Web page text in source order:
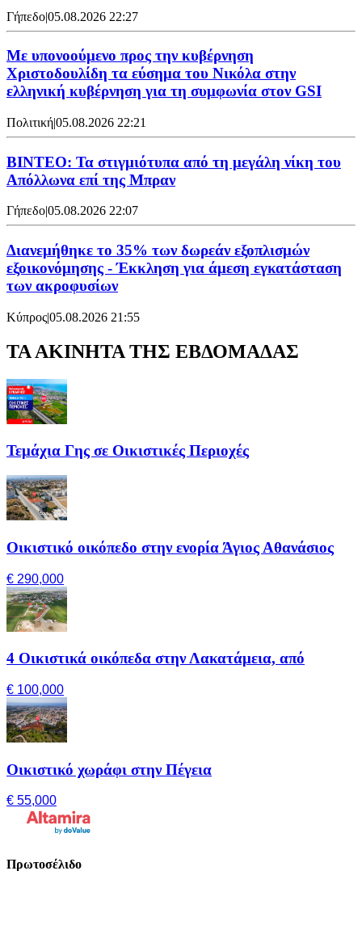
Γήπεδο|05.08.2026 22:27
Με υπονοούμενο προς την κυβέρνηση
Χριστοδουλίδη τα εύσημα του Νικόλα στην
ελληνική κυβέρνηση για τη συμφωνία στον GSI
Πολιτική|05.08.2026 22:21
ΒΙΝΤΕΟ: Τα στιγμιότυπα από τη μεγάλη νίκη του
Απόλλωνα επί της Μπραν
Γήπεδο|05.08.2026 22:07
Διανεμήθηκε το 35% των δωρεάν εξοπλισμών
εξοικονόμησης - Έκκληση για άμεση εγκατάσταση
των ακροφυσίων
Κύπρος|05.08.2026 21:55
ΤΑ ΑΚΙΝΗΤΑ ΤΗΣ ΕΒΔΟΜΑΔΑΣ
Τεμάχια Γης σε Οικιστικές Περιοχές
Οικιστικό οικόπεδο στην ενορία Άγιος Αθανάσιος
€ 290,000
4 Οικιστικά οικόπεδα στην Λακατάμεια, από
€ 100,000
Οικιστικό χωράφι στην Πέγεια
€ 55,000
Πρωτοσέλιδο